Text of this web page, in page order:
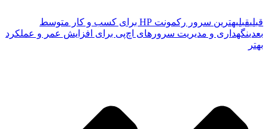
قبلیقبلبهترین سرور رکمونت HP برای کسب و کار متوسط
بعدینگهداری و مدیریت سرورهای اچ‌پی برای افزایش عمر و عملکرد
بهتر